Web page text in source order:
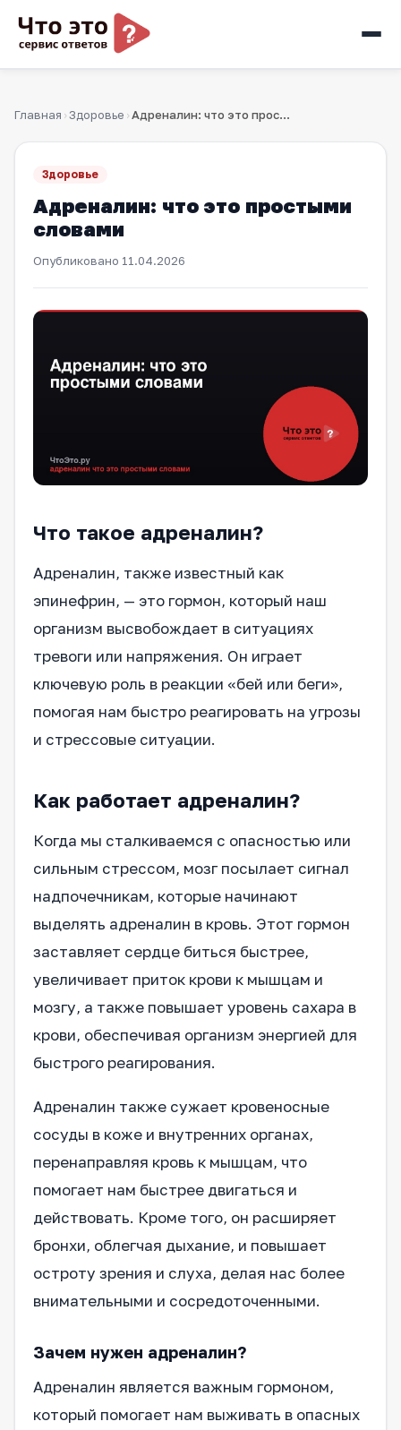
Главная › Здоровье › Адреналин: что это простыми словами
Здоровье
Адреналин: что это простыми
словами
Опубликовано 11.04.2026
Что такое адреналин?
Адреналин, также известный как
эпинефрин, — это гормон, который наш
организм высвобождает в ситуациях
тревоги или напряжения. Он играет
ключевую роль в реакции «бей или беги»,
помогая нам быстро реагировать на угрозы
и стрессовые ситуации.
Как работает адреналин?
Когда мы сталкиваемся с опасностью или
сильным стрессом, мозг посылает сигнал
надпочечникам, которые начинают
выделять адреналин в кровь. Этот гормон
заставляет сердце биться быстрее,
увеличивает приток крови к мышцам и
мозгу, а также повышает уровень сахара в
крови, обеспечивая организм энергией для
быстрого реагирования.
Адреналин также сужает кровеносные
сосуды в коже и внутренних органах,
перенаправляя кровь к мышцам, что
помогает нам быстрее двигаться и
действовать. Кроме того, он расширяет
бронхи, облегчая дыхание, и повышает
остроту зрения и слуха, делая нас более
внимательными и сосредоточенными.
Зачем нужен адреналин?
Адреналин является важным гормоном,
который помогает нам выживать в опасных